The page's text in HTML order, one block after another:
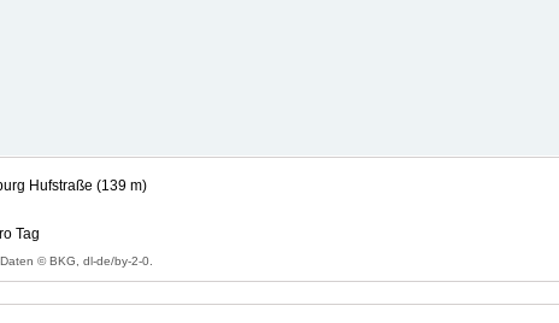
Hufstraße (139 m)
Tag
Daten © BKG, dl-de/by-2-0.